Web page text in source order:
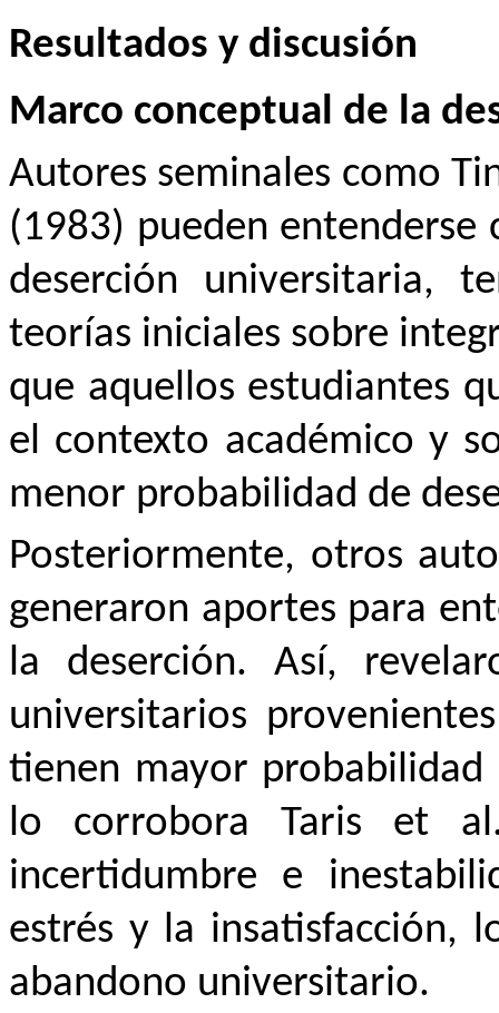
Resultados y discusión
Marco conceptual de la
Autores seminales como
(1983) pueden
deserción universitaria,
teorías iniciales sobre
que aquellos estudiantes
el contexto académico y
menor probabilidad de
Posteriormente, otros
generaron aportes para
la deserción. Así,
universitarios
tienen mayor probabilidad
lo corrobora Taris et
incertidumbre e
estrés y la insatisfacción,
abandono universitario.